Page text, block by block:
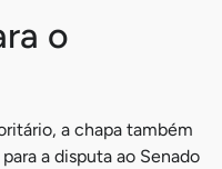
o
a chapa também
a disputa ao Senado